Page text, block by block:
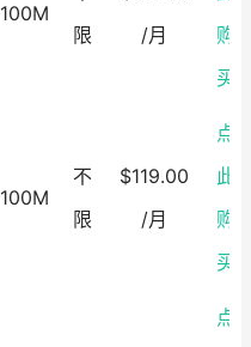
100M
限
/月
购
买
100M
不
限
$119.00
/月
点
此
购
买
点